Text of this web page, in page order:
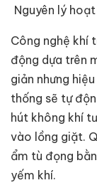
Nguyên lý
Công nghệ khí
động dựa trên
giản nhưng
thống sẽ tự
hút không khí
vào lồng giặt.
ẩm tù đọng
yếm khí.